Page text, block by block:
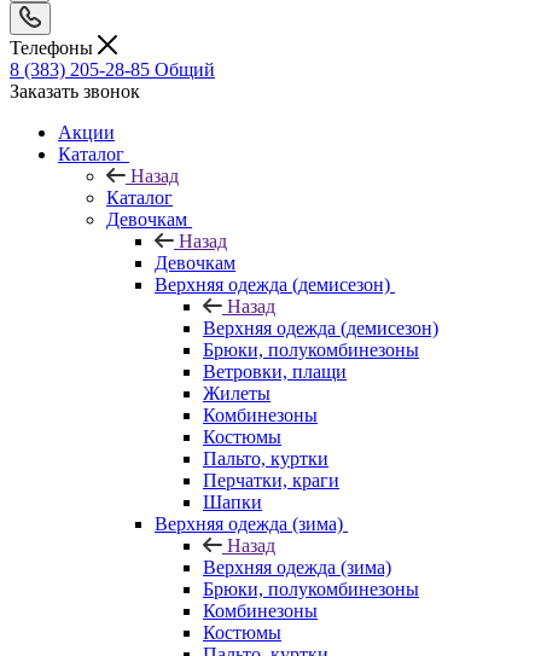
Телефоны
8 (383) 205-28-85 Общий
Заказать звонок
Акции
Каталог
Назад
Каталог
Девочкам
Назад
Девочкам
Верхняя одежда (демисезон)
Назад
Верхняя одежда (демисезон)
Брюки, полукомбинезоны
Ветровки, плащи
Жилеты
Комбинезоны
Костюмы
Пальто, куртки
Перчатки, краги
Шапки
Верхняя одежда (зима)
Назад
Верхняя одежда (зима)
Брюки, полукомбинезоны
Комбинезоны
Костюмы